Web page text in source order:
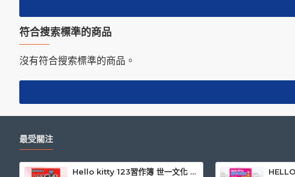
符合搜索標準的商品
沒有符合搜索標準的商品。
最受關注
Hello kitty 123習作簿 世一文化 三麗鷗正版授權